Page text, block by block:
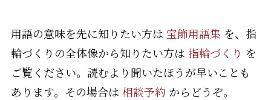
用語の意味を先に知りたい方は 宝飾用語集 を、指
輪づくりの全体像から知りたい方は 指輪づくり を
ご覧ください。読むより聞いたほうが早いことも
あります。その場合は 相談予約 からどうぞ。